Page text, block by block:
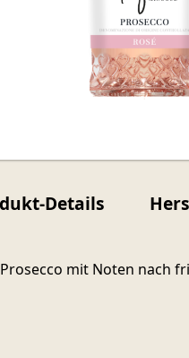
Details
mit Noten nach